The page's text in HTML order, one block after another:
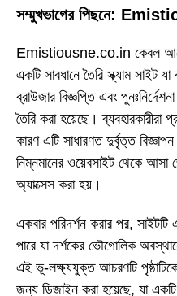
সম্মুখভাগের পিছনে:
Emistiousne.co.in কেবল
একটি সাবধানে তৈরি স্ক্যাম সাইট
ব্রাউজার বিজ্ঞপ্তি এবং
তৈরি করা হয়েছে। ব্যবহারকারীরা
কারণ এটি সাধারণত দুর্বৃত্ত
নিম্নমানের ওয়েবসাইট থেকে আসা
অ্যাক্সেস করা হয়।
একবার পরিদর্শন করার পর,
পারে যা দর্শকের ভৌগোলিক
এই ভূ-লক্ষ্যযুক্ত আচরণটি
জন্য ডিজাইন করা হয়েছে, যা